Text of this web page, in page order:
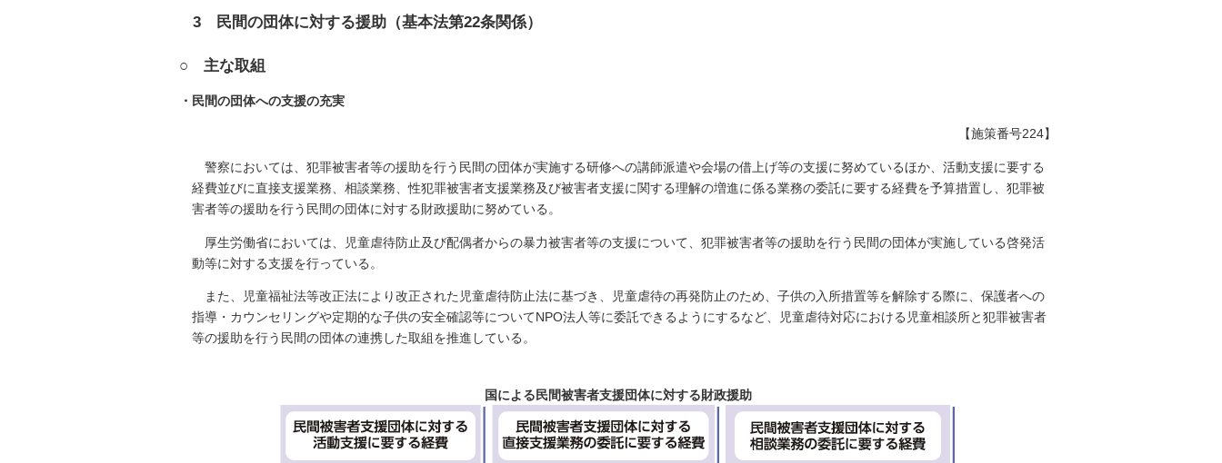
3 民間の団体に対する援助（基本法第22条関係）
○ 主な取組
・民間の団体への支援の充実
【施策番号224】
警察においては、犯罪被害者等の援助を行う民間の団体が実施する研修への講師派遣や会場の借上げ等の支援に努めているほか、活動支援に要する
経費並びに直接支援業務、相談業務、性犯罪被害者支援業務及び被害者支援に関する理解の増進に係る業務の委託に要する経費を予算措置し、犯罪被
害者等の援助を行う民間の団体に対する財政援助に努めている。
厚生労働省においては、児童虐待防止及び配偶者からの暴力被害者等の支援について、犯罪被害者等の援助を行う民間の団体が実施している啓発活
動等に対する支援を行っている。
また、児童福祉法等改正法により改正された児童虐待防止法に基づき、児童虐待の再発防止のため、子供の入所措置等を解除する際に、保護者への
指導・カウンセリングや定期的な子供の安全確認等についてNPO法人等に委託できるようにするなど、児童虐待対応における児童相談所と犯罪被害者
等の援助を行う民間の団体の連携した取組を推進している。
国による民間被害者支援団体に対する財政援助